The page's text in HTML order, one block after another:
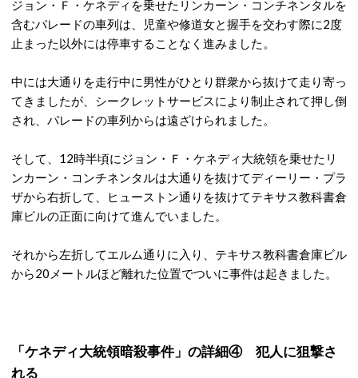
ジョン・Ｆ・ケネディを乗せたリンカーン・コンチネンタルを
含むパレードの車列は、児童や修道女と握手を交わす際に2度
止まった以外には停車することなく進みました。
中には大通りを走行中に男性がひとり群衆から抜けて走り寄っ
てきましたが、シークレットサービスにより制止されて押し倒
され、パレードの車列からは遠ざけられました。
そして、12時半頃にジョン・Ｆ・ケネディ大統領を乗せたリ
ンカーン・コンチネンタルは大通りを抜けてディーリー・プラ
ザから右折して、ヒューストン通りを抜けてテキサス教科書倉
庫ビルの正面に向けて進んでいました。
それから左折してエルム通りに入り、テキサス教科書倉庫ビル
から20メートルほど離れた位置でついに事件は起きました。
「ケネディ大統領暗殺事件」の詳細④ 犯人に狙撃さ
れる